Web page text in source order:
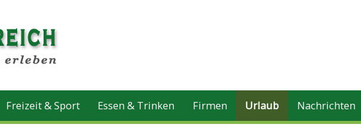
Freizeit & Sport Essen & Trinken Firmen Urlaub Nachrichten